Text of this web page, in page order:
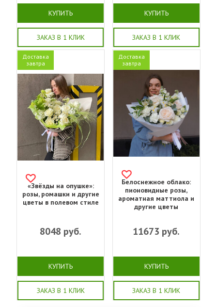
КУПИТЬ
ЗАКАЗ В 1 КЛИК
КУПИТЬ
ЗАКАЗ В 1 КЛИК
Доставка
завтра
«Звёзды на опушке»:
розы, ромашки и другие
цветы в полевом стиле
8048 руб.
КУПИТЬ
ЗАКАЗ В 1 КЛИК
Доставка
завтра
Белоснежное облако:
пионовидные розы,
ароматная маттиола и
другие цветы
11673 руб.
КУПИТЬ
ЗАКАЗ В 1 КЛИК